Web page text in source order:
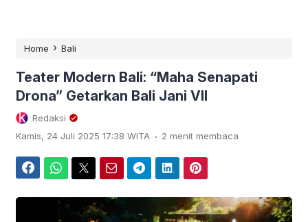
Home › Bali
Teater Modern Bali: “Maha Senapati
Drona” Getarkan Bali Jani VII
Redaksi
Kamis, 24 Juli 2025 17:38 WITA . 2 menit membaca